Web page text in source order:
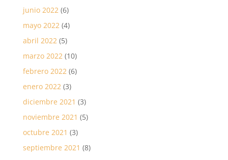
junio 2022(6)
mayo 2022(4)
abril 2022(5)
marzo 2022(10)
febrero 2022(6)
enero 2022(3)
diciembre 2021 (3)
noviembre 2021 (5)
octubre 2021 (3)
septiembre 2021 (8)